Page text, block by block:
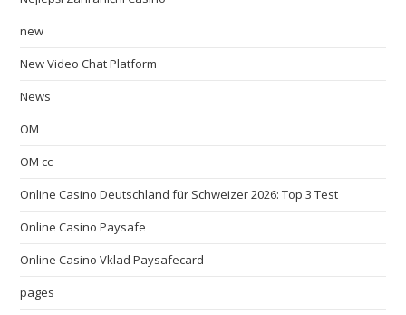
new
New Video Chat Platform
News
OM
OM cc
Online Casino Deutschland für Schweizer 2026: Top 3 Test
Online Casino Paysafe
Online Casino Vklad Paysafecard
pages